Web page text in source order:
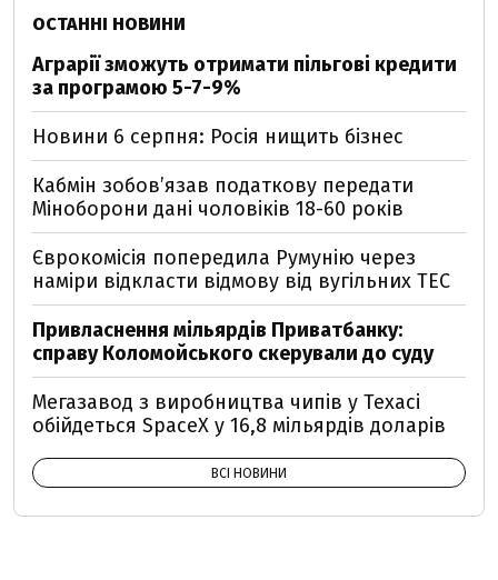
ОСТАННІ НОВИНИ
Аграрії зможуть отримати пільгові кредити
за програмою 5-7-9%
Новини 6 серпня: Росія нищить бізнес
Кабмін зобовʼязав податкову передати
Міноборони дані чоловіків 18-60 років
Єврокомісія попередила Румунію через
наміри відкласти відмову від вугільних ТЕС
Привласнення мільярдів Приватбанку:
справу Коломойського скерували до суду
Мегазавод з виробництва чипів у Техасі
обійдеться SpaceX у 16,8 мільярдів доларів
ВСІ НОВИНИ